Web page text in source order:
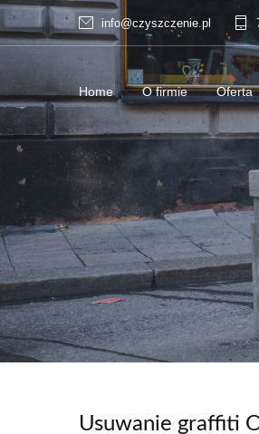
info@czyszczenie.pl
Home O firmie Oferta
Usuwanie graffiti